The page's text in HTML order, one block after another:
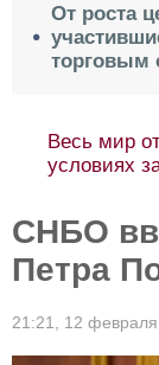
От роста
торговым
Весь мир
условиях
СНБО
Петра
21:21, 12